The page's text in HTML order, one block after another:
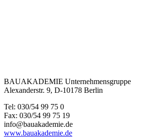
BAUAKADEMIE Unternehmensgruppe
Alexanderstr. 9, D-10178 Berlin
Tel: 030/54 99 75 0
Fax: 030/54 99 75 19
info@bauakademie.de
www.bauakademie.de